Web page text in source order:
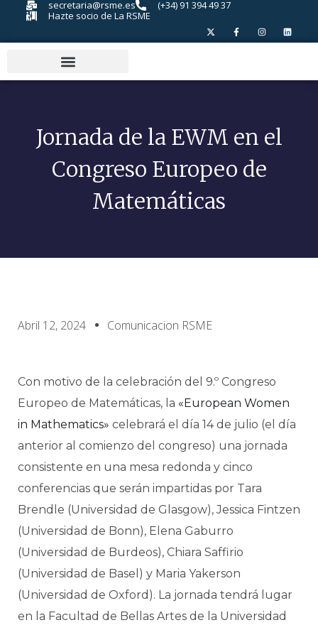
secretaria@rsme.es
(+34) 91 394 49 37
Hazte socio de La RSME
Jornada de la EWM en el
Congreso Europeo de
Matemáticas
Abril 12, 2024 Comunicacion RSME
Con motivo de la celebración del 9.º Congreso
Europeo de Matemáticas, la «European Women
in Mathematics» celebrará el día 14 de julio (el día
anterior al comienzo del congreso) una jornada
consistente en una mesa redonda y cinco
conferencias que serán impartidas por Tara
Brendle (Universidad de Glasgow), Jessica Fintzen
(Universidad de Bonn), Elena Gaburro
(Universidad de Burdeos), Chiara Saffirio
(Universidad de Basel) y Maria Yakerson
(Universidad de Oxford). La jornada tendrá lugar
en la Facultad de Bellas Artes de la Universidad